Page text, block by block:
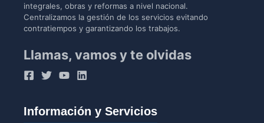
integrales, obras y reformas a nivel nacional.
Centralizamos la gestión de los servicios evitando
contratiempos y garantizando los trabajos.
Llamas, vamos y te olvidas
Información y Servicios